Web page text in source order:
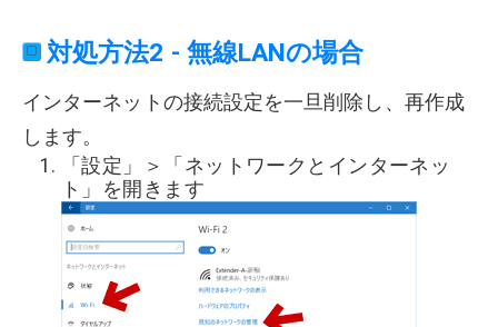
対処方法2 - 無線LANの場合
インターネットの接続設定を一旦削除し、再作成
します。
「設定」＞「ネットワークとインターネッ
ト」を開きます